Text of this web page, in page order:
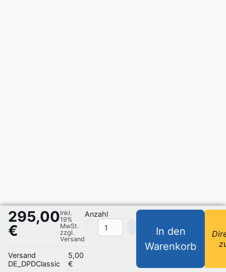
295,00
€
Inkl.
19%
MwSt.
zzgl.
Versand
Versand
DE_DPDClassic
5,00
€
Anzahl
In den
Warenkorb